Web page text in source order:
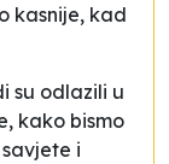
kasnije, kad
su odlazili u
kako bismo
i